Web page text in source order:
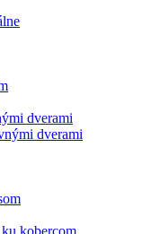
dverami
dverami
kobercom